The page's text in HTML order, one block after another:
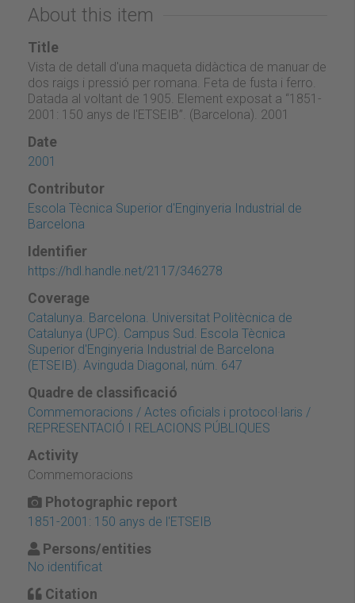
About this item
Title
Vista de detall d'una maqueta didàctica de manuar de
dos raigs i pressió per romana. Feta de fusta i ferro.
Datada al voltant de 1905. Element exposat a “1851-
2001: 150 anys de l'ETSEIB”. (Barcelona). 2001
Date
2001
Contributor
Escola Tècnica Superior d'Enginyeria Industrial de
Barcelona
Identifier
https://hdl.handle.net/2117/346278
Coverage
Catalunya. Barcelona. Universitat Politècnica de
Catalunya (UPC). Campus Sud. Escola Tècnica
Superior d'Enginyeria Industrial de Barcelona
(ETSEIB). Avinguda Diagonal, núm. 647
Quadre de classificació
Commemoracions / Actes oficials i protocol·laris /
REPRESENTACIÓ I RELACIONS PÚBLIQUES
Activity
Commemoracions
Photographic report
1851-2001: 150 anys de l'ETSEIB
Persons/entities
No identificat
Citation